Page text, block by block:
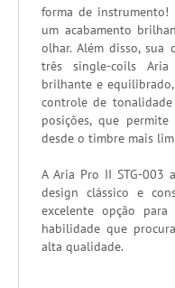
forma de instrumento!
um acabamento
olhar. Além disso, sua
três single-coils
brilhante e
controle de
posições, que
desde o timbre mais
A Aria Pro II STG-003
design clássico e
excelente opção
habilidade que
alta qualidade.